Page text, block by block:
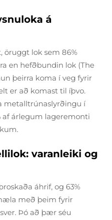
á
öruggt lok sem 86%
en hefðbundin lok (The
þeirra koma í veg fyrir
er að komast til íþvo.
metalltrúnaslyrðingu í
af árlegum lageremonti
varanleiki og
áhrif, og 63%
með þeim fyrir
Þó að þær séu